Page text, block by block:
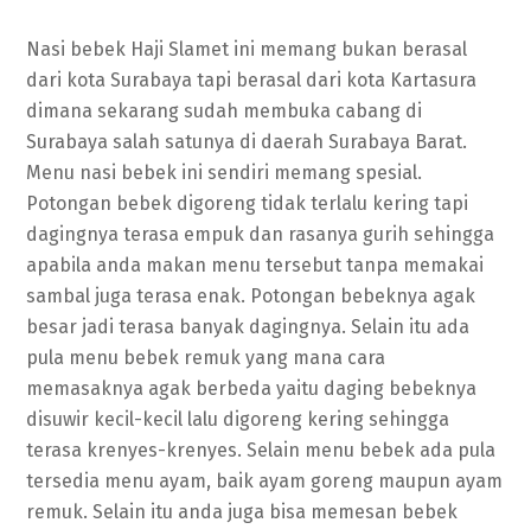
Nasi bebek Haji Slamet ini memang bukan berasal
dari kota Surabaya tapi berasal dari kota Kartasura
dimana sekarang sudah membuka cabang di
Surabaya salah satunya di daerah Surabaya Barat.
Menu nasi bebek ini sendiri memang spesial.
Potongan bebek digoreng tidak terlalu kering tapi
dagingnya terasa empuk dan rasanya gurih sehingga
apabila anda makan menu tersebut tanpa memakai
sambal juga terasa enak. Potongan bebeknya agak
besar jadi terasa banyak dagingnya. Selain itu ada
pula menu bebek remuk yang mana cara
memasaknya agak berbeda yaitu daging bebeknya
disuwir kecil-kecil lalu digoreng kering sehingga
terasa krenyes-krenyes. Selain menu bebek ada pula
tersedia menu ayam, baik ayam goreng maupun ayam
remuk. Selain itu anda juga bisa memesan bebek